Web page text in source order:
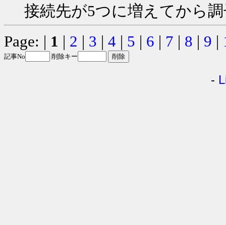
接続先が5つに増えてから
Page: | 1 | 2 | 3 | 4 | 5 | 6 | 7 | 8 | 9 |
記事No 削除キー
-